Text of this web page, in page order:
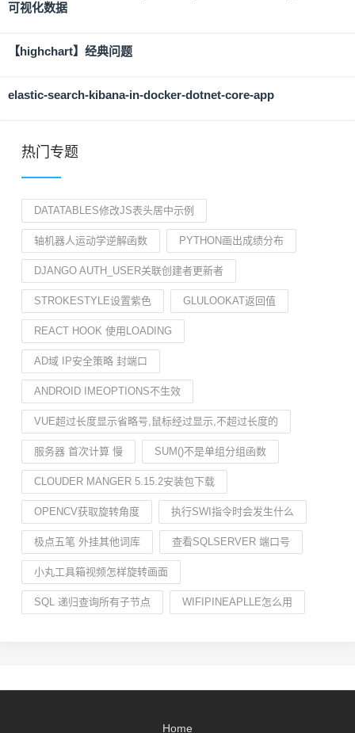
可视化数据
【highchart】经典问题
elastic-search-kibana-in-docker-dotnet-core-app
热门专题
DATATABLES修改JS表头居中示例
轴机器人运动学逆解函数 PYTHON画出成绩分布
DJANGO AUTH_USER关联创建者更新者
STROKESTYLE设置紫色 GLULOOKAT返回值
REACT HOOK 使用LOADING
AD域 IP安全策略 封端口
ANDROID IMEOPTIONS不生效
VUE超过长度显示省略号,鼠标经过显示,不超过长度的
服务器 首次计算 慢 SUM()不是单组分组函数
CLOUDER MANGER 5.15.2安装包下载
OPENCV获取旋转角度 执行SWI指令时会发生什么
极点五笔 外挂其他词库 查看SQLSERVER 端口号
小丸工具箱视频怎样旋转画面
SQL 递归查询所有子节点 WIFIPINEAPLLE怎么用
Home